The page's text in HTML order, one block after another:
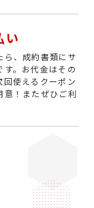
い
ら、成約書類にサ
。お代金はその
使えるクーポン
意！またぜひご利